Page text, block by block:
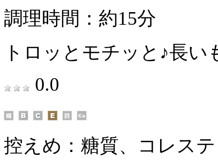
調理時間：約15分
トロッとモチッと♪長
0.0
控えめ： 糖質、コレス